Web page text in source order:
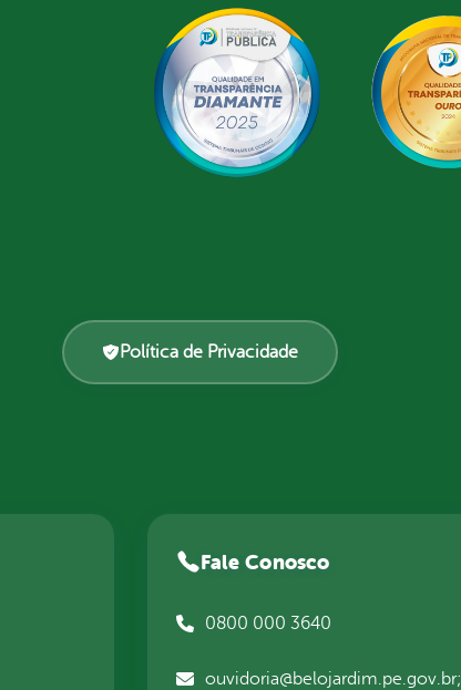
Política de Privacidade
Fale Conosco
0800 000 3640
ouvidoria@belojardim.pe.gov.br;